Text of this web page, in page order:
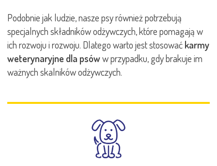
Podobnie jak ludzie, nasze psy również potrzebują
specjalnych składników odżywczych, które pomagają w
ich rozwoju i rozwoju. Dlatego warto jest stosowaćkarmy
weterynaryjne dla psóww przypadku, gdy brakuje im
ważnych skalników odżywczych.